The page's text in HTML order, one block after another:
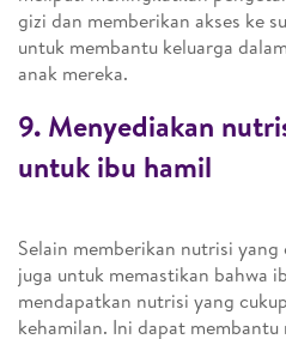
gizi dan memberikan akses ke
untuk membantu keluarga
anak mereka.
9. Menyediakan
untuk ibu hamil
Selain memberikan nutrisi
juga untuk memastikan bahwa
mendapatkan nutrisi yang
kehamilan. Ini dapat